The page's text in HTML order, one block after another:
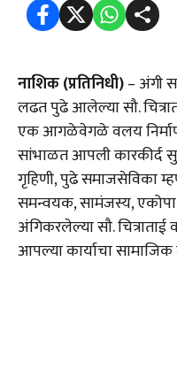
नाशिक (प्रतिनिधी)– अंगी
लढत पुढे आलेल्या सौ.
एक आगळेवेगळे वलय
सांभाळत आपली कारकीर्द
गृहिणी, पुढे समाजसेविका
समन्वयक, सामंजस्य,
अंगिकरलेल्या सौ. चित्राताई
आपल्या कार्याचा